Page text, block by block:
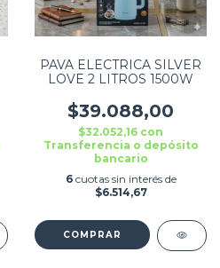
PAVA ELECTRICA SILVER
LOVE 2 LITROS 1500W
$39.088,00
$32.052,16 con
Transferencia o depósito
bancario
6 cuotas sin interés de
$6.514,67